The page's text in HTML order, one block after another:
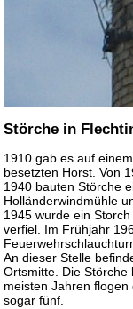
Störche in
1910 gab es auf
besetzten Horst. Von
1940 bauten Störche
Holländerwindmühle
1945 wurde ein
verfiel. Im Frühjahr
An dieser Stelle
Ortsmitte. Die
meisten Jahren
sogar fünf.